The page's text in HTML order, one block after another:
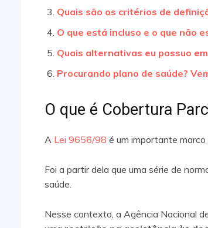
Quais são os critérios de
O que está incluso e o que não
Quais alternativas eu possuo
Procurando plano de saúde?
O que é Cobertura
A Lei 9656/98 é um importante marco
Foi a partir dela que uma série de
saúde.
Nesse contexto, a Agência Nacional